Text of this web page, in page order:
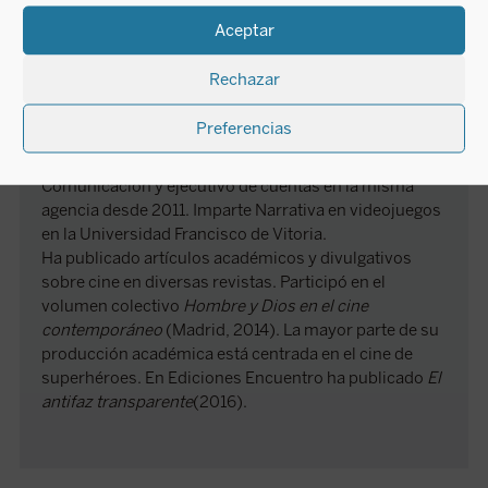
Aceptar
Rechazar
Preferencias
Arturo Encinas Cantalapiedra (Madrid, 1989) es
Cinematografía y Máster en Humanidades. Es
Comunicación y ejecutivo de cuentas en la misma
agencia desde 2011. Imparte Narrativa en videojuegos
en la Universidad Francisco de Vitoria.
Ha publicado artículos académicos y divulgativos
sobre cine en diversas revistas. Participó en el
volumen colectivo Hombre y Dios en el cine
contemporáneo (Madrid, 2014). La mayor parte de su
producción académica está centrada en el cine de
superhéroes. En Ediciones Encuentro ha publicado El
antifaz transparente(2016).